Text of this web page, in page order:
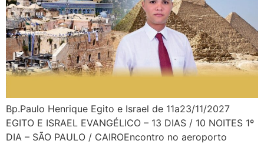
Bp.Paulo Henrique Egito e Israel de 11a23/11/2027
EGITO E ISRAEL EVANGÉLICO – 13 DIAS / 10 NOITES 1º
DIA – SÃO PAULO / CAIROEncontro no aeroporto